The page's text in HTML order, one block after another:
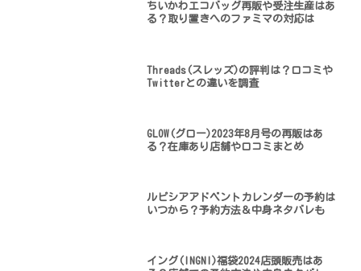
ちいかわエコバッグ再販や受注生産はあ
る？取り置きへのファミマの対応は
Threads(スレッズ)の評判は？口コミや
Twitterとの違いを調査
GLOW(グロー)2023年8月号の再販はあ
る？在庫あり店舗や口コミまとめ
ルピシアアドベントカレンダーの予約は
いつから？予約方法＆中身ネタバレも
イング(INGNI)福袋2024店頭販売はあ